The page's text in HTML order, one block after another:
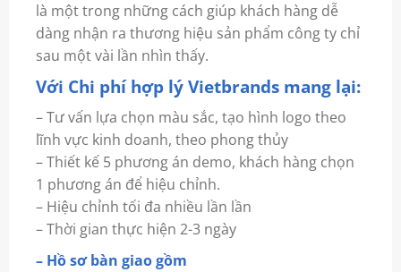
là một trong những cách giúp khách hàng dễ
dàng nhận ra thương hiệu sản phẩm công ty chỉ
sau một vài lần nhìn thấy.
Với Chi phí hợp lý Vietbrands mang lại:
– Tư vấn lựa chọn màu sắc, tạo hình logo theo
lĩnh vực kinh doanh, theo phong thủy
– Thiết kế 5 phương án demo, khách hàng chọn
1 phương án để hiệu chỉnh.
– Hiệu chỉnh tối đa nhiều lần lần
– Thời gian thực hiện 2-3 ngày
– Hồ sơ bàn giao gồm